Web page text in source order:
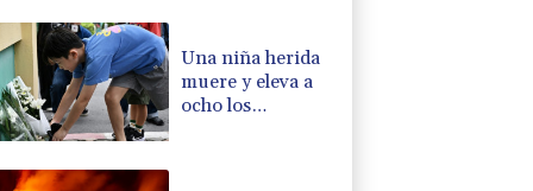
Una niña herida
muere y eleva a
ocho los